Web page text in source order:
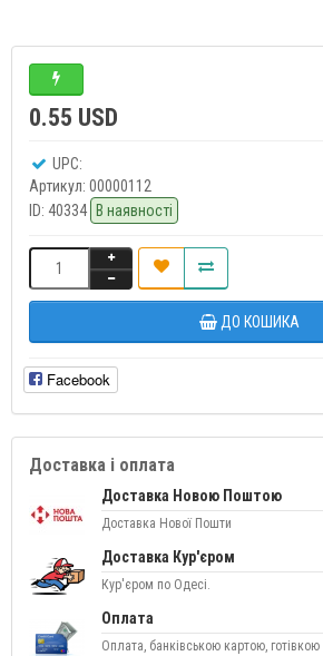
0.55 USD
UPC:
Артикул: 00000112
ID: 40334 В наявності
ДО КОШИКА
Facebook
Доставка і оплата
Доставка Новою Поштою
Доставка Нової Пошти
Доставка Кур'єром
Кур'єром по Одесі.
Оплата
Оплата, банківською картою, готівкою